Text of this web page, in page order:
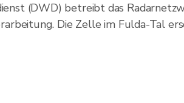
(DWD) betreibt das
Die Zelle im Fulda-Tal